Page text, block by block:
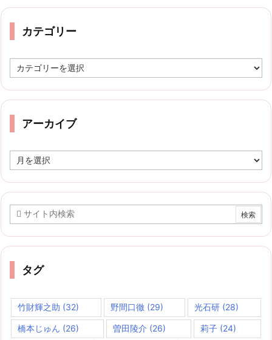
カテゴリー
テ
リ
アーカイブ
ー
イ
タグ
竹財輝之助 (32) 野間口徹(29) 光石研 (28)
橋本じゅん (26) 曽田陵介 (26) 莉子(24)